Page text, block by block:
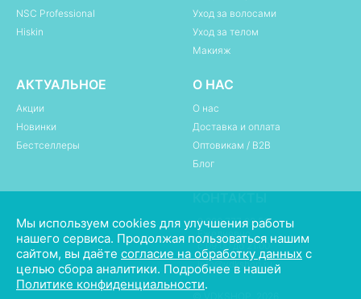
NSC Professional
Hiskin
Уход за волосами
Уход за телом
Макияж
АКТУАЛЬНОЕ
Акции
Новинки
Бестселлеры
О НАС
О нас
Доставка и оплата
Оптовикам / B2B
Блог
8 800 777 02 50
Ежедневно
с 09:00 до 21:00
info@vdkshop.ru
Мы используем cookies для улучшения работы
нашего сервиса. Продолжая пользоваться нашим
сайтом, вы даёте согласие на обработку данных с
целью сбора аналитики. Подробнее в нашей
Политике конфиденциальности.